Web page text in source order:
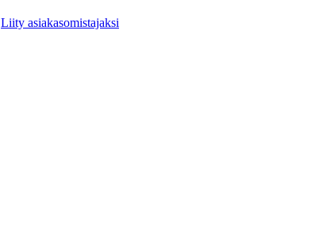
Liity asiakasomistajaksi